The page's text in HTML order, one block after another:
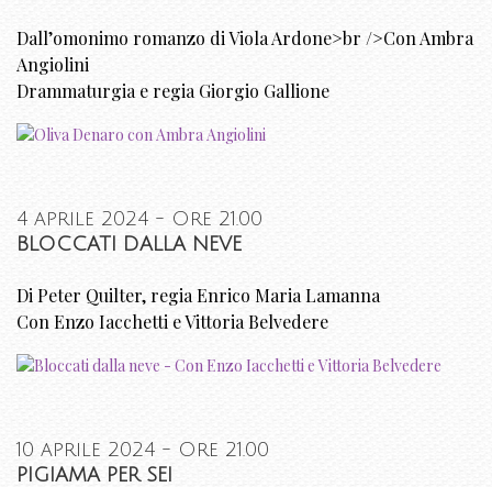
Dall’omonimo romanzo di Viola Ardone>br />Con Ambra
Angiolini
Drammaturgia e regia Giorgio Gallione
4 aprile 2024 - Ore 21.00
BLOCCATI DALLA NEVE
Di Peter Quilter, regia Enrico Maria Lamanna
Con Enzo Iacchetti e Vittoria Belvedere
10 aprile 2024 - Ore 21.00
PIGIAMA PER SEI